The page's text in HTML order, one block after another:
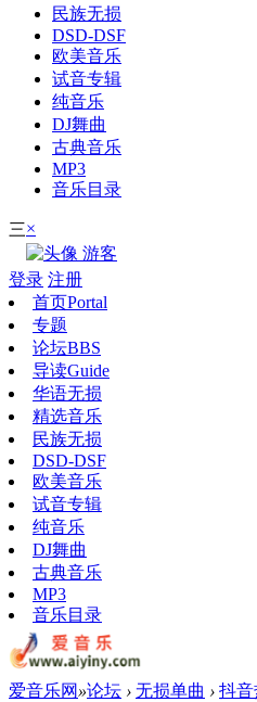
民族无损
DSD-DSF
欧美音乐
试音专辑
纯音乐
DJ舞曲
古典音乐
MP3
音乐目录
三×
游客
登录 注册
首页Portal
专题
论坛BBS
导读Guide
华语无损
精选音乐
民族无损
DSD-DSF
欧美音乐
试音专辑
纯音乐
DJ舞曲
古典音乐
MP3
音乐目录
爱音乐网 »论坛 › 无损单曲 › 抖音